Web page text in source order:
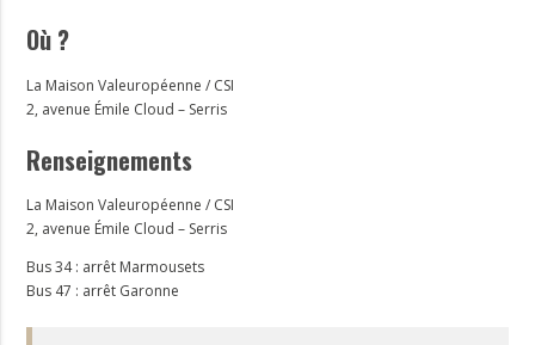
Où ?
La Maison Valeuropéenne / CSI
2, avenue Émile Cloud – Serris
Renseignements
La Maison Valeuropéenne / CSI
2, avenue Émile Cloud – Serris
Bus 34 : arrêt Marmousets
Bus 47 : arrêt Garonne